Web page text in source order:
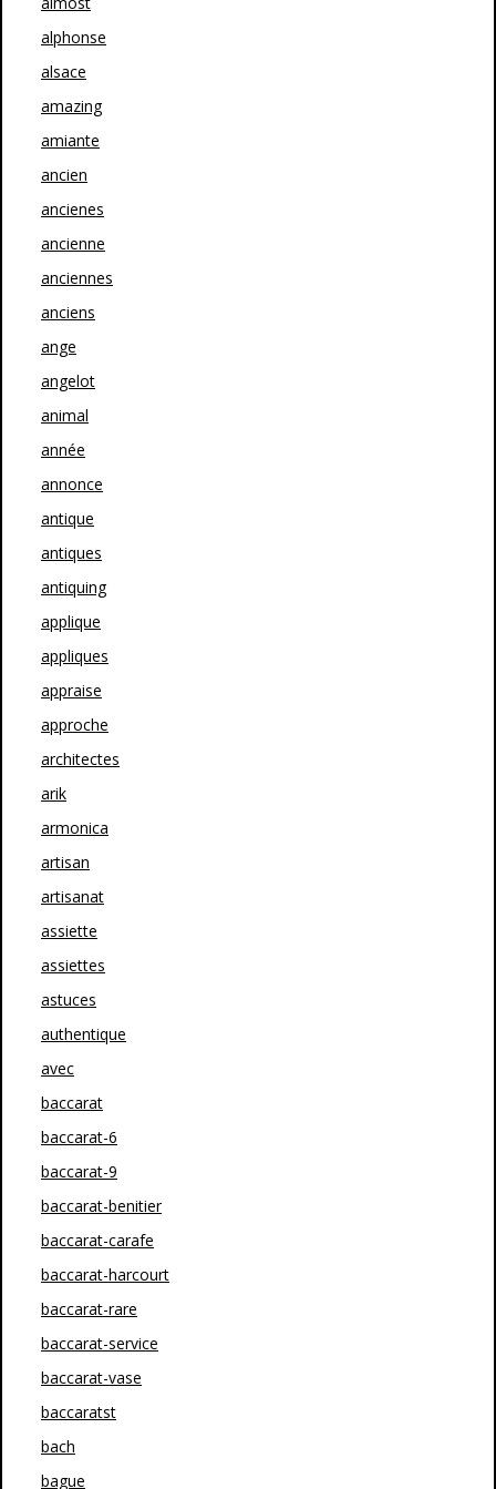
alphonse
alsace
amazing
amiante
ancien
ancienes
ancienne
anciennes
anciens
ange
angelot
animal
année
annonce
antique
antiques
antiquing
applique
appliques
appraise
approche
architectes
arik
armonica
artisan
artisanat
assiette
assiettes
astuces
authentique
avec
baccarat
baccarat-6
baccarat-9
baccarat-benitier
baccarat-carafe
baccarat-harcourt
baccarat-rare
baccarat-service
baccarat-vase
baccaratst
bach
bague